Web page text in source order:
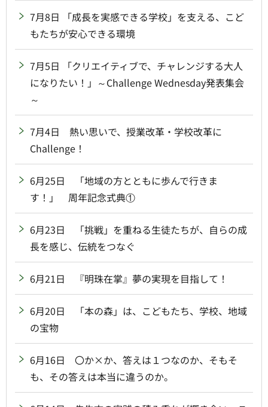
7月8日 「成長を実感できる学校」を支える、こど
もたちが安心できる環境
7月5日 「クリエイティブで、チャレンジする大人
になりたい！」～Challenge Wednesday発表集会
～
7月4日 熱い思いで、授業改革・学校改革に
Challenge！
6月25日 「地域の方とともに歩んで行きま
す！」 周年記念式典①
6月23日 「挑戦」を重ねる生徒たちが、自らの成
長を感じ、伝統をつなぐ
6月21日 『明珠在掌』夢の実現を目指して！
6月20日 「本の森」は、こどもたち、学校、地域
の宝物
6月16日 〇か×か、答えは１つなのか、そもそ
も、その答えは本当に違うのか。